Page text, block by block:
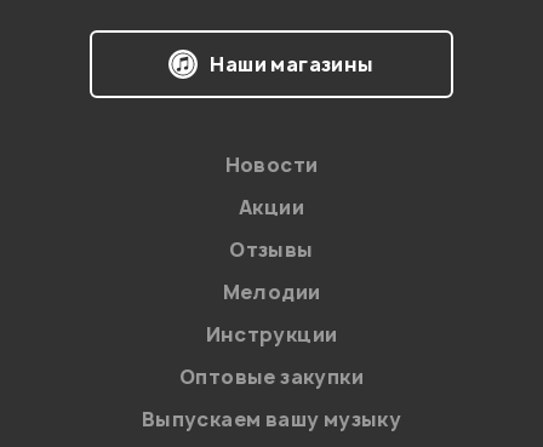
на обработку персональных данных в
Политикой в отношении обработки
персональных данных.
Введите проверочное число:
Наши магазины
Новости
Акции
Отзывы
Мелодии
Инструкции
Оптовые закупки
Выпускаем вашу музыку